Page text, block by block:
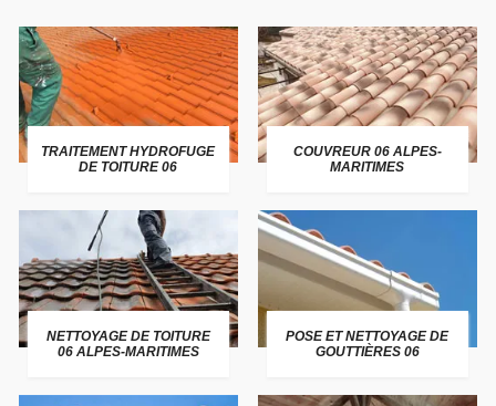
TRAITEMENT HYDROFUGE
DE TOITURE 06
COUVREUR 06 ALPES-
MARITIMES
NETTOYAGE DE TOITURE
06 ALPES-MARITIMES
POSE ET NETTOYAGE DE
GOUTTIÈRES 06